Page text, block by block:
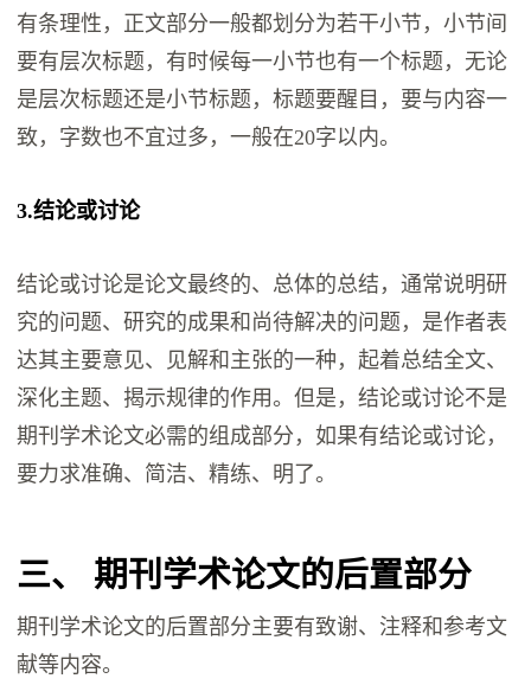
有条理性，正文部分一般都划分为若干小节，小节间
要有层次标题，有时候每一小节也有一个标题，无论
是层次标题还是小节标题，标题要醒目，要与内容一
致，字数也不宜过多，一般在20字以内。
3.结论或讨论
结论或讨论是论文最终的、总体的总结，通常说明研
究的问题、研究的成果和尚待解决的问题，是作者表
达其主要意见、见解和主张的一种，起着总结全文、
深化主题、揭示规律的作用。但是，结论或讨论不是
期刊学术论文必需的组成部分，如果有结论或讨论，
要力求准确、简洁、精练、明了。
三、 期刊学术论文的后置部分
期刊学术论文的后置部分主要有致谢、注释和参考文
献等内容。